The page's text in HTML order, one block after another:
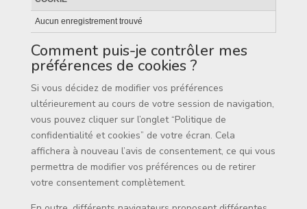
Aucun enregistrement trouvé
Comment puis-je contrôler mes
préférences de cookies ?
Si vous décidez de modifier vos préférences
ultérieurement au cours de votre session de navigation,
vous pouvez cliquer sur l’onglet “Politique de
confidentialité et cookies” de votre écran. Cela
affichera à nouveau l’avis de consentement, ce qui vous
permettra de modifier vos préférences ou de retirer
votre consentement complètement.